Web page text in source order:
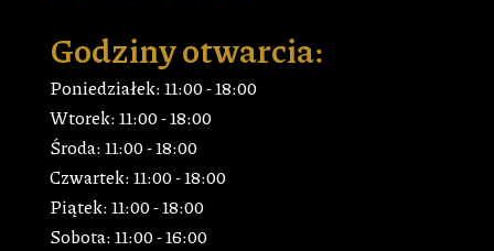
Godziny otwarcia:
Poniedziałek: 11:00 - 18:00
Wtorek: 11:00 - 18:00
Środa: 11:00 - 18:00
Czwartek: 11:00 - 18:00
Piątek: 11:00 - 18:00
Sobota: 11:00 - 16:00